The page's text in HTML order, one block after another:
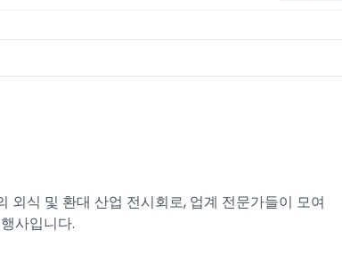
식 및 환대 산업 전시회로, 업계 전문가들이 모여
사입니다.